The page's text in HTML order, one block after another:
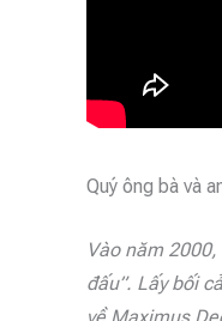
Quý ông bà và
Vào năm
đấu”. Lấy bối